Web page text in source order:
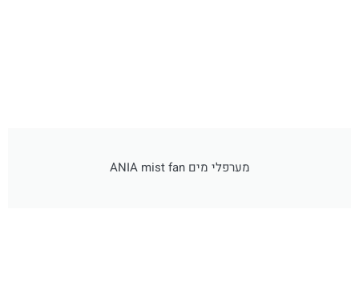
מערפלי מים ANIA mist fan